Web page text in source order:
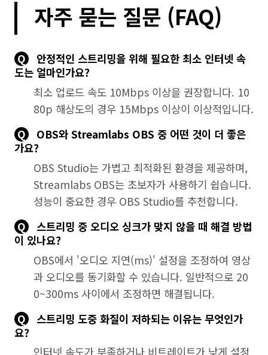
자주 묻는 질문 (FAQ)
Q
안정적인 스트리밍을 위해 필요한 최소 인터넷 속
도는 얼마인가요?
최소 업로드 속도 10Mbps 이상을 권장합니다. 10
80p 해상도의 경우 15Mbps 이상이 이상적입니다.
Q
OBS와 Streamlabs OBS 중 어떤 것이 더 좋은
가요?
OBS Studio는 가볍고 최적화된 환경을 제공하며,
Streamlabs OBS는 초보자가 사용하기 쉽습니다.
성능이 중요한 경우 OBS Studio를 추천합니다.
Q
스트리밍 중 오디오 싱크가 맞지 않을 때 해결 방법
이 있나요?
OBS에서 '오디오 지연(ms)' 설정을 조정하여 영상
과 오디오를 동기화할 수 있습니다. 일반적으로 20
0~300ms 사이에서 조정하면 해결됩니다.
Q
스트리밍 도중 화질이 저하되는 이유는 무엇인가
요?
인터넷 속도가 부족하거나 비트레이트가 낮게 설정